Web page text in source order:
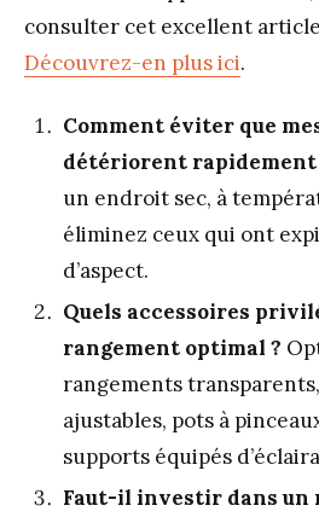
consulter cet excellent
Découvrez-en plus ici.
Comment éviter que
détériorent rapidement
un endroit sec, à
éliminez ceux qui ont
d’aspect.
Quels accessoires
rangement optimal ?
rangements
ajustables, pots à
supports équipés
Faut-il investir dans un